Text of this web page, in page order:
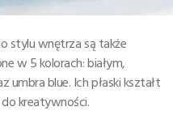
stylu wnętrza są także
w 5 kolorach: białym,
umbra blue. Ich płaski kształt
kreatywności.